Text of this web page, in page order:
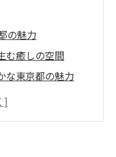
の魅力
む癒しの空間
な東京都の魅力
める東京都内の特